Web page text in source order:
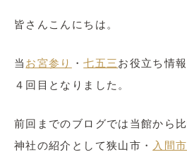
皆さんこんにちは。
当 お宮参り ・七五三お役立ち情
４回目となりました。
前回までのブログでは当館から
神社の紹介として狭山市・ 入間市